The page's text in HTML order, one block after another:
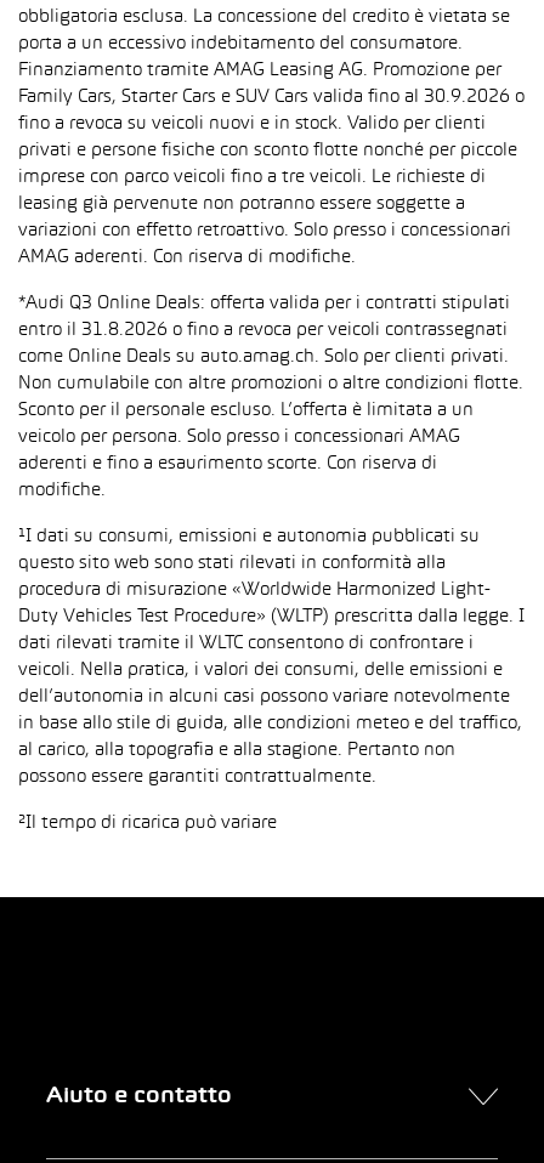
obbligatoria esclusa. La concessione del credito è vietata se
porta a un eccessivo indebitamento del consumatore.
Finanziamento tramite AMAG Leasing AG. Promozione per
Family Cars, Starter Cars e SUV Cars valida fino al 30.9.2026 o
fino a revoca su veicoli nuovi e in stock. Valido per clienti
privati e persone fisiche con sconto flotte nonché per piccole
imprese con parco veicoli fino a tre veicoli. Le richieste di
leasing già pervenute non potranno essere soggette a
variazioni con effetto retroattivo. Solo presso i concessionari
AMAG aderenti. Con riserva di modifiche.
*Audi Q3 Online Deals: offerta valida per i contratti stipulati
entro il 31.8.2026 o fino a revoca per veicoli contrassegnati
come Online Deals su auto.amag.ch. Solo per clienti privati.
Non cumulabile con altre promozioni o altre condizioni flotte.
Sconto per il personale escluso. L’offerta è limitata a un
veicolo per persona. Solo presso i concessionari AMAG
aderenti e fino a esaurimento scorte. Con riserva di
modifiche.
¹I dati su consumi, emissioni e autonomia pubblicati su
questo sito web sono stati rilevati in conformità alla
procedura di misurazione «Worldwide Harmonized Light-
Duty Vehicles Test Procedure» (WLTP) prescritta dalla legge. I
dati rilevati tramite il WLTC consentono di confrontare i
veicoli. Nella pratica, i valori dei consumi, delle emissioni e
dell’autonomia in alcuni casi possono variare notevolmente
in base allo stile di guida, alle condizioni meteo e del traffico,
al carico, alla topografia e alla stagione. Pertanto non
possono essere garantiti contrattualmente.
²Il tempo di ricarica può variare
Aiuto e contatto